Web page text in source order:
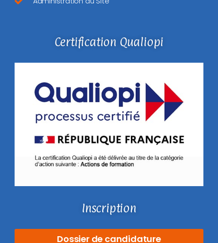
Certification Qualiopi
Inscription
Dossier de candidature